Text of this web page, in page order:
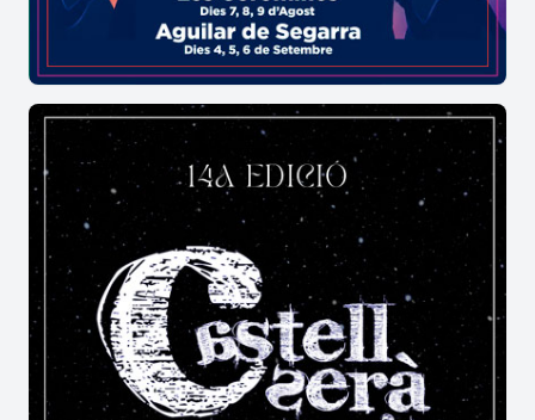
Veniu, viviu-lo i gaudiu de Les Preses a la
fresca!